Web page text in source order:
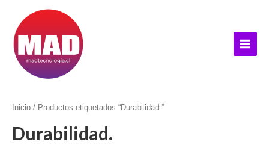
contenido
Menu
s
c
pInicio / Productos etiquetados “Durabilidad.”
Durabilidad.